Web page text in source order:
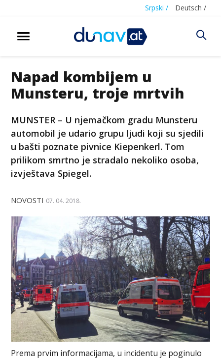
Srpski / Deutsch /
Napad kombijem u
Munsteru, troje mrtvih
MUNSTER – U njemačkom gradu Munsteru
automobil je udario grupu ljudi koji su sjedili
u bašti poznate pivnice Kiepenkerl. Tom
prilikom smrtno je stradalo nekoliko osoba,
izvještava Spiegel.
NOVOSTI 07. 04. 2018.
Prema prvim informacijama, u incidentu je poginulo